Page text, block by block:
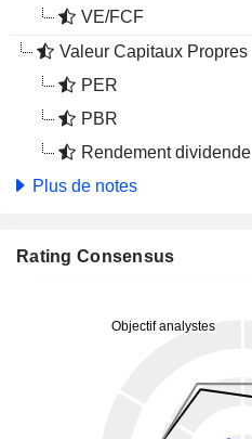
VE/FCF
Valeur Capitaux Propres
PER
PBR
Rendement dividende
Plus de notes
Rating Consensus